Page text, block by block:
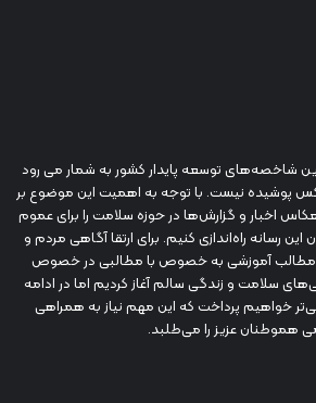
شاخصه‌های توسعه پایدار کشور به شمار می رود
پوشیده نیست. با توجه به اهمیت این موضوع بر
اخبار و گزارش‌ها در حوزه سلامت را برای عموم
رسانه راه‌اندازی کنیم. برای ارتقا آگاهی مردم و
مطالب آموزشی به خصوص با مطالبی در خصوص
سلامت و زندگی سالم آغاز کردیم اما در ادامه
خواهیم پرداخت که این مهم نیاز به همراهی
هموطنان عزیز را می‌طلبد.